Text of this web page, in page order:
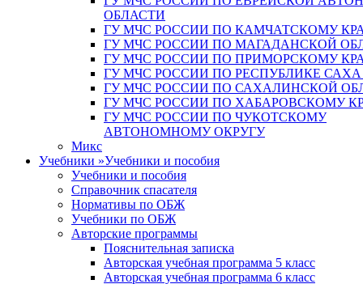
ОБЛАСТИ
ГУ МЧС РОССИИ ПО КАМЧАТСКОМУ
ГУ МЧС РОССИИ ПО МАГАДАНСКОЙ
ГУ МЧС РОССИИ ПО ПРИМОРСКОМУ
ГУ МЧС РОССИИ ПО РЕСПУБЛИКЕ
ГУ МЧС РОССИИ ПО САХАЛИНСКОЙ
ГУ МЧС РОССИИ ПО ХАБАРОВСКОМУ
ГУ МЧС РОССИИ ПО ЧУКОТСКОМУ
АВТОНОМНОМУ ОКРУГУ
Микс
Учебники »Учебники и пособия
Учебники и пособия
Справочник спасателя
Нормативы по ОБЖ
Учебники по ОБЖ
Авторские программы
Пояснительная записка
Авторская учебная программа 5 класс
Авторская учебная программа 6 класс